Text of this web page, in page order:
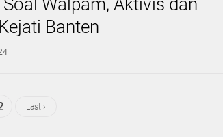
Walpam, Aktivis dan
Banten
Last ›